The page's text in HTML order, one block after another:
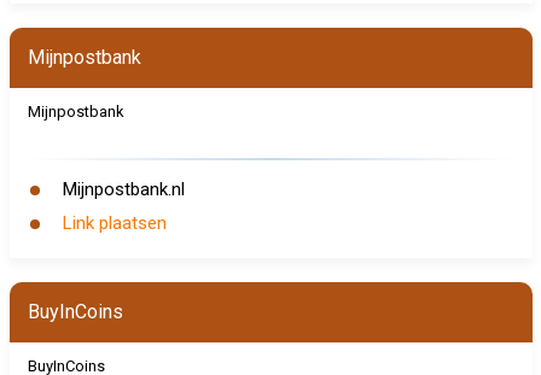
Mijnpostbank
Mijnpostbank
Mijnpostbank.nl
Link plaatsen
BuyInCoins
BuyInCoins